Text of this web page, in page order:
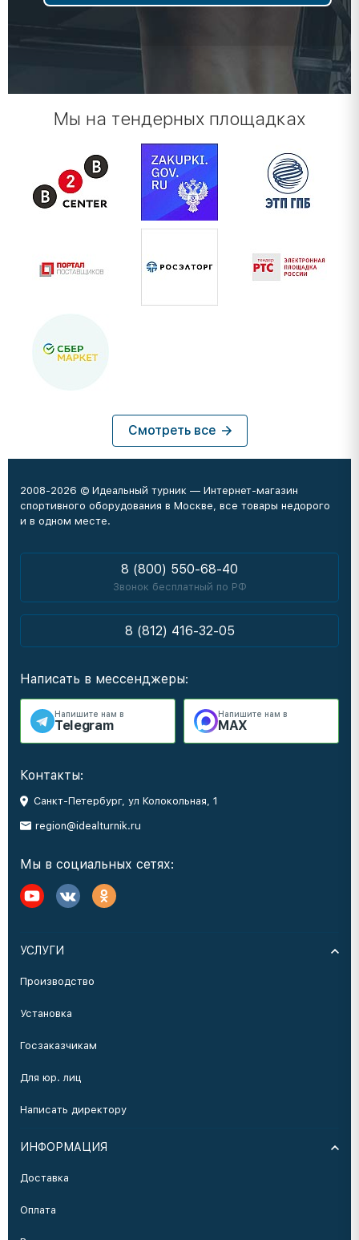
Мы на тендерных площадках
Смотреть все
2008-2026 © Идеальный турник — Интернет-магазин
спортивного оборудования в Москве, все товары недорого
и в одном месте.
8 (800) 550-68-40
Звонок бесплатный по РФ
8 (812) 416-32-05
Написать в мессенджеры:
Напишите нам в
Telegram
Напишите нам в
MAX
Контакты:
Санкт-Петербург, ул Колокольная, 1
region@idealturnik.ru
Мы в социальных сетях:
УСЛУГИ
Производство
Установка
Госзаказчикам
Для юр. лиц
Написать директору
ИНФОРМАЦИЯ
Доставка
Оплата